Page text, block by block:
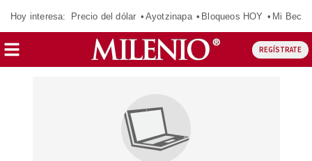
Hoy interesa: Precio del dólar Ayotzinapa Bloqueos HOY Mi Beca
REGÍSTRATE